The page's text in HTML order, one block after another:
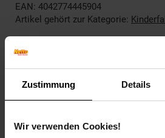
Zustimmung Details
Wir verwenden Cookies!
EAN: 4042774445904
Artikel gehört zur Kategorie:
Versandinformationen